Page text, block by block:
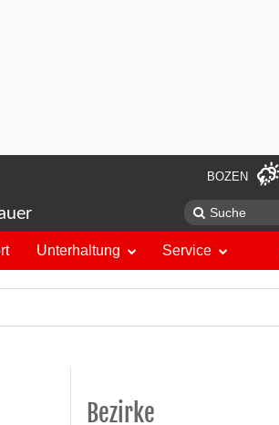
BOZEN
Unterhaltung Service
Bezirke